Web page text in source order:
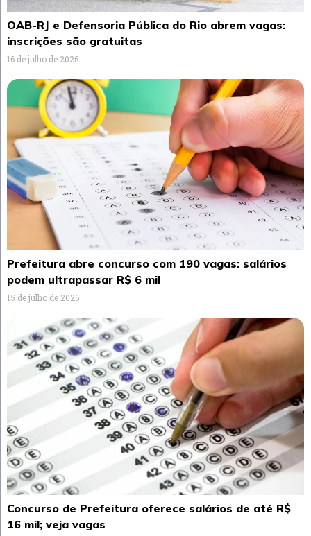
OAB-RJ e Defensoria Pública do Rio abrem vagas:
inscrições são gratuitas
16 de julho de 2026
Prefeitura abre concurso com 190 vagas: salários
podem ultrapassar R$ 6 mil
15 de julho de 2026
Concurso de Prefeitura oferece salários de até R$
16 mil; veja vagas